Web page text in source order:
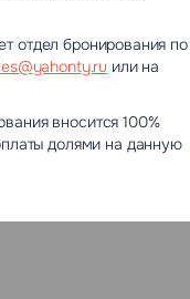
отдел бронирования по
или на
вносится 100%
долями на данную